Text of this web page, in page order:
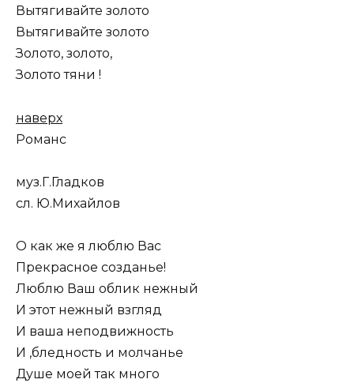
Вытягивайте золото
Вытягивайте золото
Золото, золото,
Золото тяни !
наверх
Романс
муз.Г.Гладков
сл. Ю.Михайлов
О как же я люблю Вас
Прекрасное созданье!
Люблю Ваш облик нежный
И этот нежный взгляд
И ваша неподвижность
И ,бледность и молчанье
Душе моей так много